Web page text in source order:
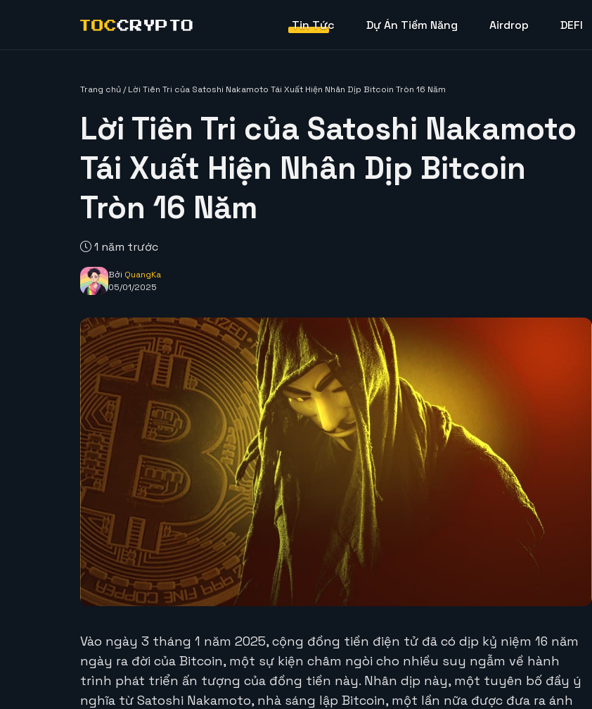
Tin Tức Dự Án Tiềm Năng Airdrop DEFI
Trang chủ/Lời Tiên Tri của Satoshi Nakamoto Tái Xuất Hiện Nhân Dịp Bitcoin Tròn 16 Năm
Lời Tiên Tri của Satoshi Nakamoto
Tái Xuất Hiện Nhân Dịp Bitcoin
Tròn 16 Năm
1 năm trước
Bởi QuangKa
05/01/2025
Vào ngày 3 tháng 1 năm 2025, cộng đồng tiền điện tử đã có dịp kỷ niệm 16 năm
ngày ra đời của Bitcoin, một sự kiện châm ngòi cho nhiều suy ngẫm về hành
trình phát triển ấn tượng của đồng tiền này. Nhân dịp này, một tuyên bố đầy ý
nghĩa từ Satoshi Nakamoto, nhà sáng lập Bitcoin, một lần nữa được đưa ra ánh